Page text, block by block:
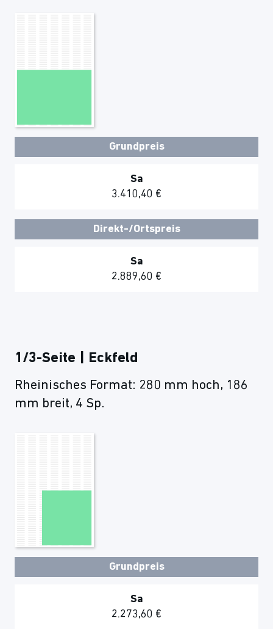
Grundpreis
Sa
3.410,40 €
Direkt-/Ortspreis
Sa
2.889,60 €
1/3-Seite | Eckfeld
Rheinisches Format: 280 mm hoch, 186
mm breit, 4 Sp.
Grundpreis
Sa
2.273,60 €